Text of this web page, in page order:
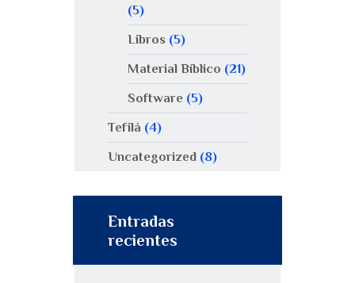
(5)
Libros (5)
Material Bíblico (21)
Software(5)
Tefilá (4)
Uncategorized (8)
Entradas
recientes